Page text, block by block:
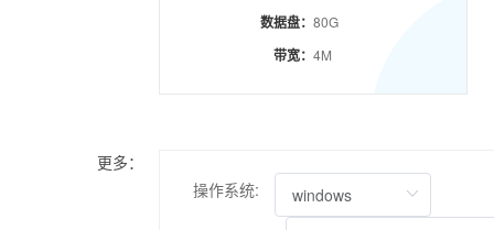
数据盘： 80G
带宽： 4M
更多：
操作系统: